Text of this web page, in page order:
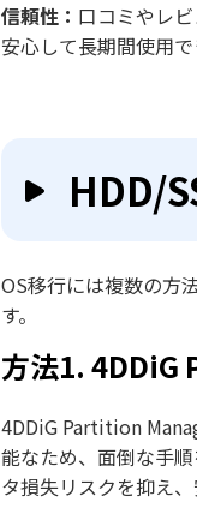
信頼性： 口コミやレ
安心して長期間使用で
HDD/
OS移行には複数の方
す。
方法1.
4DDiG Partition
能なため、面倒な手
タ損失リスクを抑え